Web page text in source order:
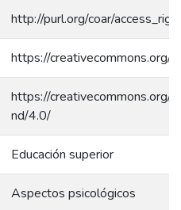
http://purl.org/coar/
https://creativecommons.org/
https://creativecommons.org/
nd/4.0/
Educación superior
Aspectos psicológicos